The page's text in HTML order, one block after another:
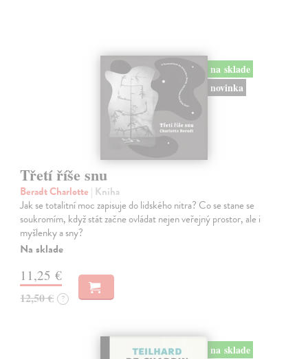
na sklade
novinka
Třetí říše snu
Beradt Charlotte | Kniha
Jak se totalitní moc zapisuje do lidského nitra? Co se stane se
soukromím, když stát začne ovládat nejen veřejný prostor, ale i
myšlenky a sny?
Na sklade
11,25 €
12,50 € ?
na sklade